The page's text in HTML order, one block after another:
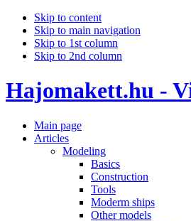
Skip to content
Skip to main navigation
Skip to 1st column
Skip to 2nd column
Hajomakett.hu -
Main page
Articles
Modeling
Basics
Construction
Tools
Moderm ships
Other models